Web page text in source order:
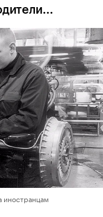
иностранцам